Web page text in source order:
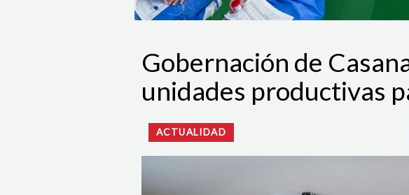
Gobernación de
unidades productivas
ACTUALIDAD